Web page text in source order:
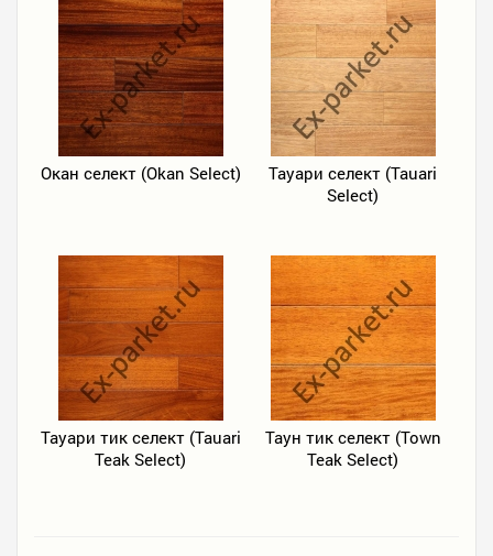
Окан селект (Okan Select)
Тауари селект (Tauari
Select)
Тауари тик селект (Tauari
Teak Select)
Таун тик селект (Town
Teak Select)